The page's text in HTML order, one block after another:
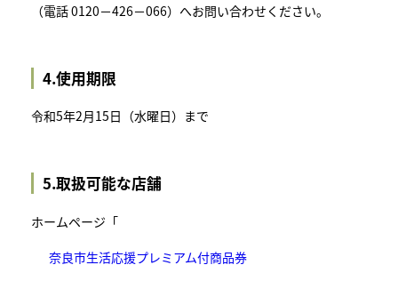
（電話 0120－426－066）へお問い合わせください。
4.使用期限
令和5年2月15日（水曜日）まで
5.取扱可能な店舗
ホームページ「
奈良市生活応援プレミアム付商品券